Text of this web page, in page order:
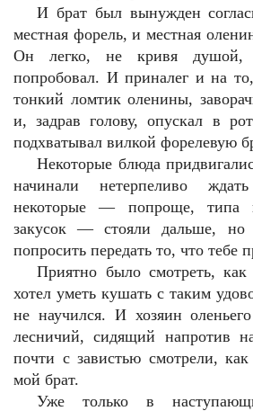
И брат был вынужден
местная форель, и местная
Он легко, не кривя душой,
попробовал. И приналег и на
тонкий ломтик оленины,
и, задрав голову, опускал в
подхватывал вилкой форелевую
Некоторые блюда
начинали нетерпеливо
некоторые — попроще, типа
закусок — стояли дальше,
попросить передать то, что тебе
Приятно было смотреть,
хотел уметь кушать с таким
не научился. И хозяин
лесничий, сидящий
почти с завистью смотрели,
мой брат.
Уже только в